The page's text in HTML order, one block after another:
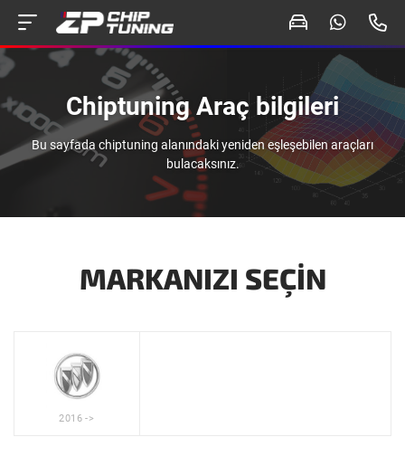
Chiptuning Araç bilgileri
Bu sayfada chiptuning alanındaki yeniden eşleşebilen araçları
bulacaksınız.
MARKANIZI SEÇIN
2016 ->